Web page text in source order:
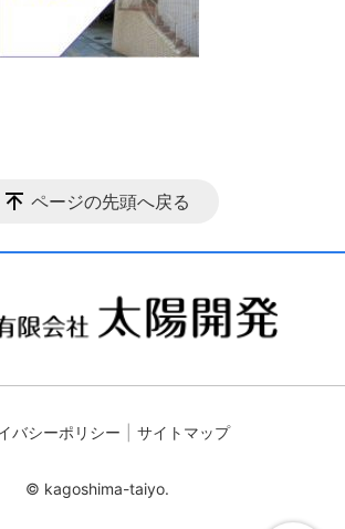
ページの先頭へ戻る
バシーポリシー サイトマップ
© kagoshima-taiyo.